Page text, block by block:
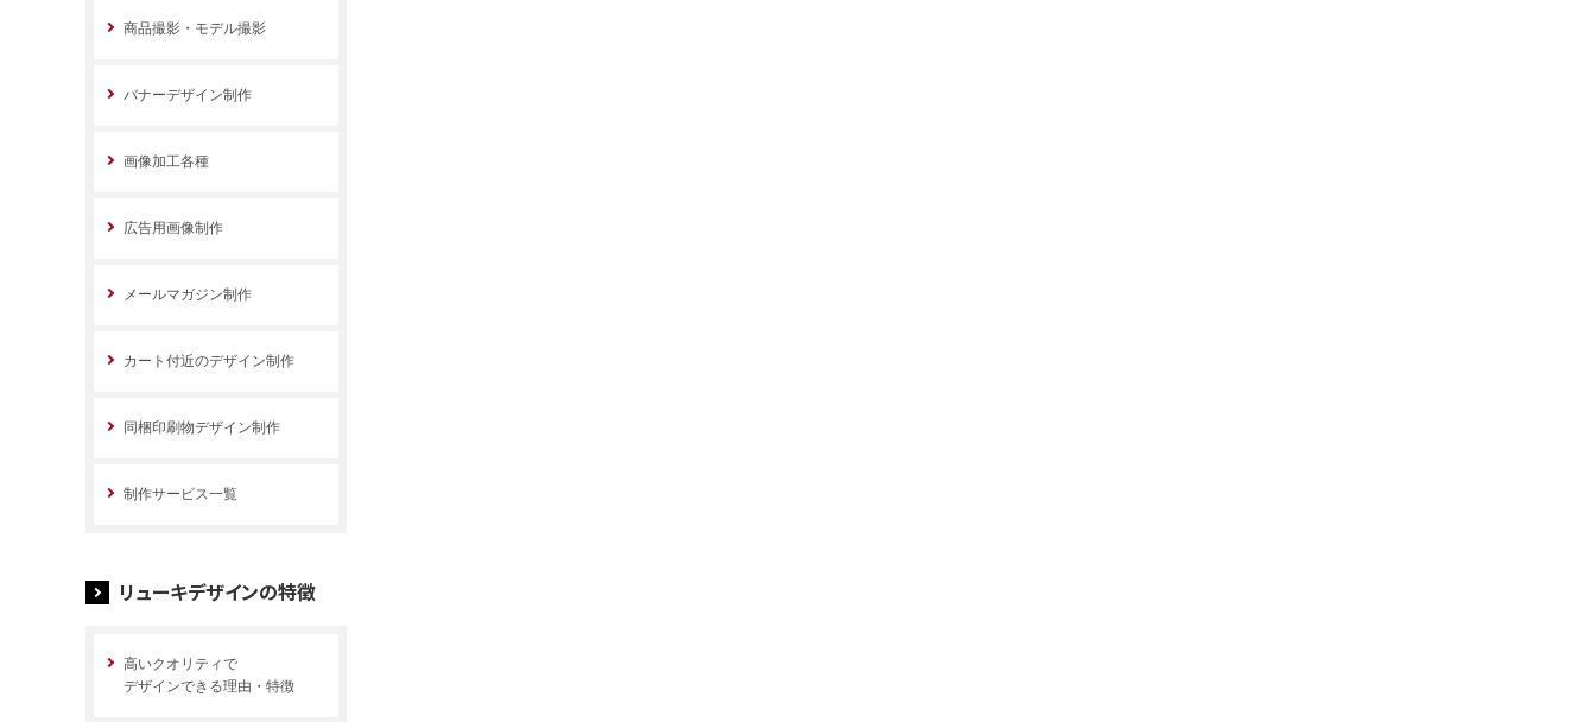
商品撮影・モデル撮影
バナーデザイン制作
画像加工各種
広告用画像制作
メールマガジン制作
カート付近のデザイン制作
同梱印刷物デザイン制作
制作サービス一覧
リューキデザインの特徴
高いクオリティで
デザインできる理由・特徴